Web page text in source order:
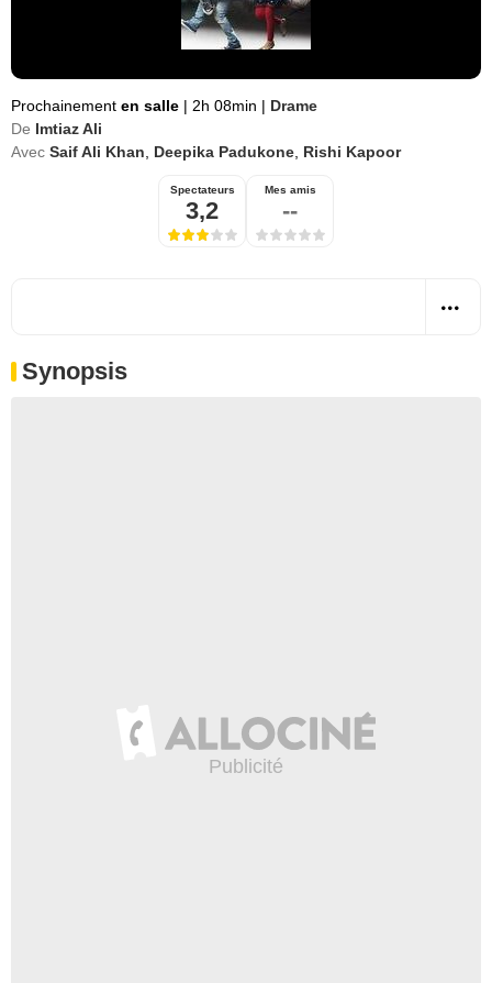
Prochainement en salle | 2h 08min | Drame
De Imtiaz Ali
Avec Saif Ali Khan Deepika Padukone Rishi Kapoor
Spectateurs
3,2
Mes amis
--
Synopsis